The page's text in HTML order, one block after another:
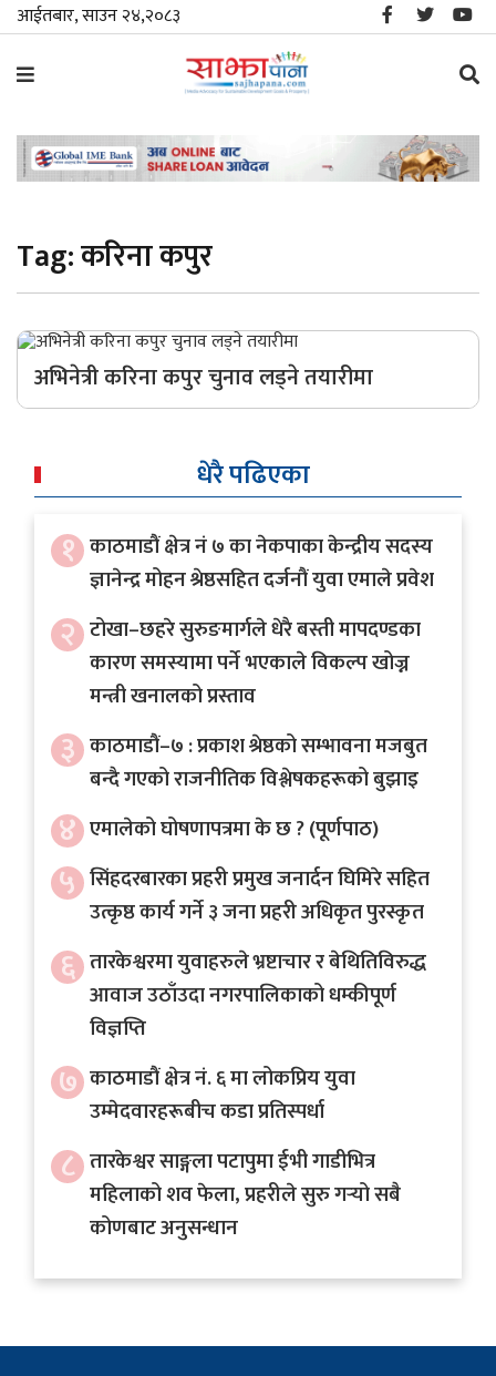
आईतबार, साउन २४,२०८३
समाचार
स्थानीय
जीवनशैली
अर्थ
अन्तरवार्ता
विचार/
Tag:करिना कपुर
अभिनेत्री करिना कपुर चुनाव लड्ने तयारीमा
धेरै पढिएका
१ काठमाडौं क्षेत्र नं ७ का नेकपाका केन्द्रीय सदस्य
ज्ञानेन्द्र मोहन श्रेष्ठसहित दर्जनौं युवा एमाले प्रवेश
२ टोखा–छहरे सुरुङमार्गले धेरै बस्ती मापदण्डका
कारण समस्यामा पर्ने भएकाले विकल्प खोज्न
मन्त्री खनालको प्रस्ताव
३ काठमाडौं–७ : प्रकाश श्रेष्ठको सम्भावना मजबुत
बन्दै गएको राजनीतिक विश्लेषकहरूको बुझाइ
४ एमालेको घोषणापत्रमा के छ ? (पूर्णपाठ)
५ सिंहदरबारका प्रहरी प्रमुख जनार्दन घिमिरे सहित
उत्कृष्ठ कार्य गर्ने ३ जना प्रहरी अधिकृत पुरस्कृत
६ तारकेश्वरमा युवाहरुले भ्रष्टाचार र बेथितिविरुद्ध
आवाज उठाँउदा नगरपालिकाको धम्कीपूर्ण
विज्ञप्ति
७ काठमाडौं क्षेत्र नं. ६ मा लोकप्रिय युवा
उम्मेदवारहरूबीच कडा प्रतिस्पर्धा
८ तारकेश्वर साङ्गला पटापुमा ईभी गाडीभित्र
महिलाको शव फेला, प्रहरीले सुरु गर्‍यो सबै
कोणबाट अनुसन्धान